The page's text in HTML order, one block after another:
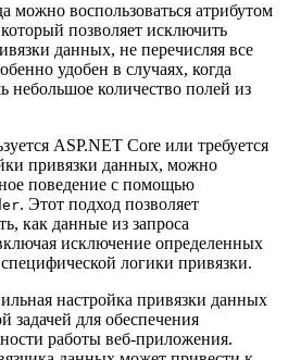
можно воспользоваться атрибутом
позволяет исключить
данных, не перечисляя все
удобен в случаях, когда
небольшое количество полей из
ASP.NET Core или требуется
привязки данных, можно
поведение с помощью
. Этот подход позволяет
как данные из запроса
исключение определенных
логики привязки.
настройка привязки данных
задачей для обеспечения
работы веб-приложения.